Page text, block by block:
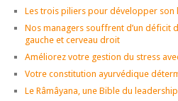
Les trois piliers pour développer son
Nos managers souffrent d’un déficit
gauche et cerveau droit
Améliorez votre gestion du stress
Votre constitution ayurvédique
Le Râmâyana, une Bible du leadership